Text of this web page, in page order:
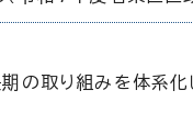
期の取り組みを体系